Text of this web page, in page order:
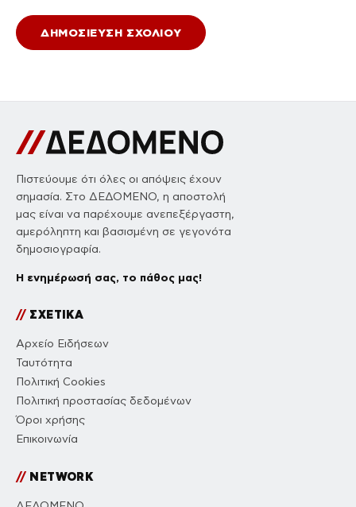
Πιστεύουμε ότι όλες οι απόψεις έχουν
σημασία. Στο ΔΕΔΟΜΕΝΟ, η αποστολή
μας είναι να παρέχουμε ανεπεξέργαστη,
αμερόληπτη και βασισμένη σε γεγονότα
δημοσιογραφία.
Η ενημέρωσή σας, το πάθος μας!
//ΣΧΕΤΙΚΑ
Αρχείο Ειδήσεων
Ταυτότητα
Πολιτική Cookies
Πολιτική προστασίας δεδομένων
Όροι χρήσης
Επικοινωνία
//NETWORK